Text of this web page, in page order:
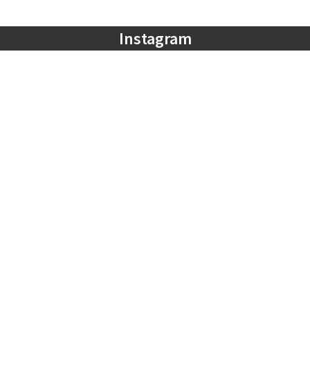
Instagram